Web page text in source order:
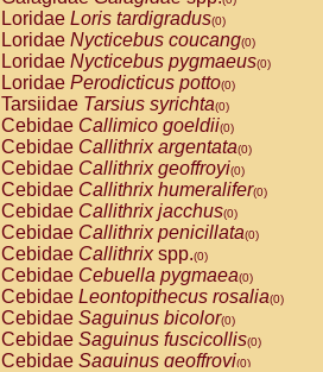
Atelidae Lagothrix lagothricha
AtelidaeLagothrix lagothricha cana
PitheciidaeCacajao calvus
PitheciidaeCallicebus cupreus
PitheciidaeCallicebus donacophilus
PitheciidaeCallicebus moloch
PitheciidaeCallicebus torquatus
PitheciidaeCallicebusspp.(0)
PitheciidaeChiropotes satanas(0)
PitheciidaePithecia monachus
PitheciidaePithecia pithecia(0)
CercopithecidaeCercocebus agilis
CercopithecidaeCercocebus
CercopithecidaeCercocebus
CercopithecidaeCercocebus
CercopithecidaeCercocebus
CercopithecidaeCercocebushybrid
Loridae Loris tardigradus(0)
Loridae Nycticebus coucang(0)
Loridae Nycticebus pygmaeus(0)
Loridae Perodicticus potto(0)
Tarsiidae Tarsius syrichta(0)
Cebidae Callimico goeldii(0)
Cebidae Callithrix argentata(0)
Cebidae Callithrix geoffroyi(0)
Cebidae Callithrix humeralifer(0)
Cebidae Callithrix jacchus(0)
Cebidae Callithrix penicillata(0)
Cebidae Callithrixspp.(0)
Cebidae Cebuella pygmaea(0)
Cebidae Leontopithecus rosalia(0)
Cebidae Saguinus bicolor(0)
Cebidae Saguinus fuscicollis(0)
Cebidae Saguinus geoffroyi(0)